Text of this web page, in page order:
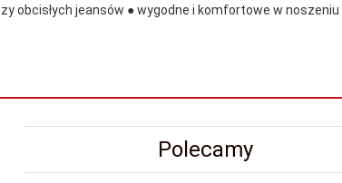
obcisłych jeansów ● wygodne i komfortowe w
Polecamy